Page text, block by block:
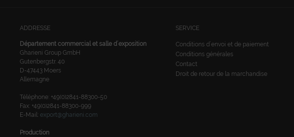
ADDRESSE
Département commercial et salle d´exposition
Gharieni Group GmbH
Gutenbergstr. 40
D-47443 Moers
Allemagne
Téléphone: +49(0)2841-88300-50
Fax: +49(0)2841-88300-999
E-Mail: export@gharieni.com
Production
SERVICE
Conditions d´envoi et de paiement
Conditions générales
Contact
Droit de retour de la marchandise